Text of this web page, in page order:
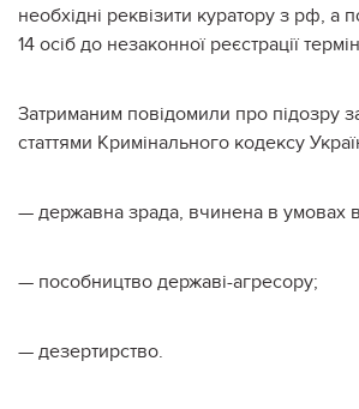
необхідні реквізити куратору з рф, а
14 осіб до незаконної реєстрації
Затриманим повідомили про підозру
статтями Кримінального кодексу
— державна зрада, вчинена в умовах
— пособництво державі-агресору;
— дезертирство.